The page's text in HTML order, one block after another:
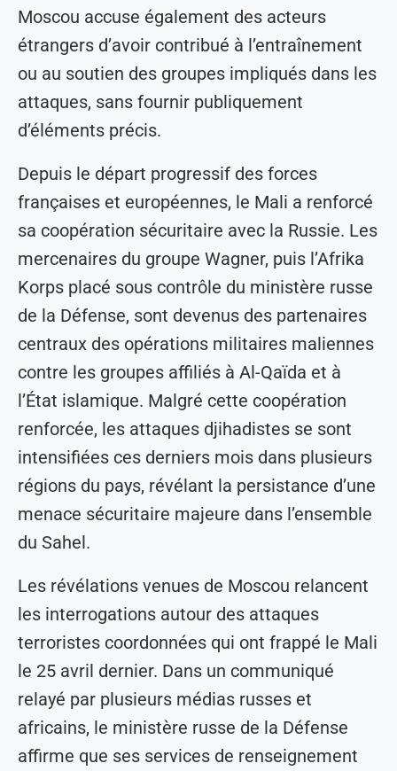
Moscou accuse également des acteurs
étrangers d’avoir contribué à l’entraînement
ou au soutien des groupes impliqués dans les
attaques, sans fournir publiquement
d’éléments précis.
Depuis le départ progressif des forces
françaises et européennes, le Mali a renforcé
sa coopération sécuritaire avec la Russie. Les
mercenaires du groupe Wagner, puis l’Afrika
Korps placé sous contrôle du ministère russe
de la Défense, sont devenus des partenaires
centraux des opérations militaires maliennes
contre les groupes affiliés à Al-Qaïda et à
l’État islamique. Malgré cette coopération
renforcée, les attaques djihadistes se sont
intensifiées ces derniers mois dans plusieurs
régions du pays, révélant la persistance d’une
menace sécuritaire majeure dans l’ensemble
du Sahel.
Les révélations venues de Moscou relancent
les interrogations autour des attaques
terroristes coordonnées qui ont frappé le Mali
le 25 avril dernier. Dans un communiqué
relayé par plusieurs médias russes et
africains, le ministère russe de la Défense
affirme que ses services de renseignement